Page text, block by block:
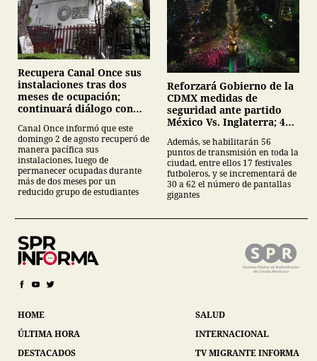
Recupera Canal Once sus
instalaciones tras dos
meses de ocupación;
continuará diálogo con
Canal Once informó que este
domingo 2 de agosto recuperó de
manera pacífica sus
instalaciones, luego de
permanecer ocupadas durante
más de dos meses por un
reducido grupo de estudiantes
Reforzará Gobierno de la
CDMX medidas de
seguridad ante partido
México Vs. Inglaterra; 40
62 pantallas en festivales
futboleros;
Además, se habilitarán 56
puntos de transmisión en toda la
ciudad, entre ellos 17 festivales
futboleros, y se incrementará de
30 a 62 el número de pantallas
gigantes
HOME
ÚLTIMA HORA
DESTACADOS
SALUD
INTERNACIONAL
TV MIGRANTE INFORMA